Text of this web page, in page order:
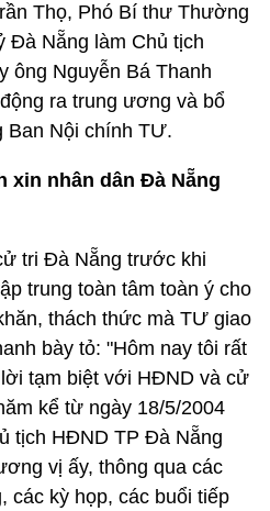
Thọ, Phó Bí thư Thường
Đà Nẵng làm Chủ tịch
ông Nguyễn Bá Thanh
ra trung ương và bổ
Nội chính TƯ.
xin nhân dân Đà Nẵng
tri Đà Nẵng trước khi
trung toàn tâm toàn ý cho
thách thức mà TƯ giao
bày tỏ: "Hôm nay tôi rất
tạm biệt với HĐND và cử
kể từ ngày 18/5/2004
tịch HĐND TP Đà Nẵng
vị ấy, thông qua các
các kỳ họp, các buổi tiếp